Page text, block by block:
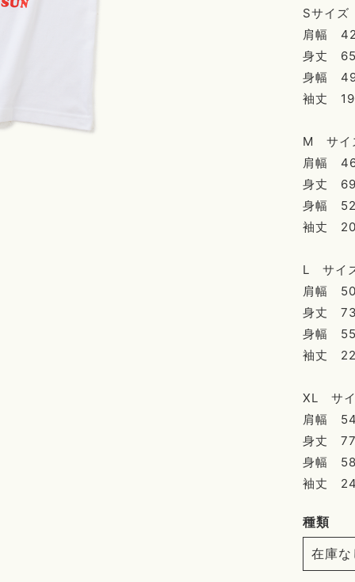
Sサイズ
肩幅
身丈
身幅
袖丈
M サイ
肩幅
身丈
身幅
袖丈
L サイ
肩幅
身丈
身幅
袖丈
XL サ
肩幅
身丈
身幅
袖丈
種類